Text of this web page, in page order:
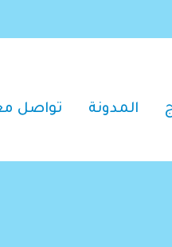
المدونة تواصل